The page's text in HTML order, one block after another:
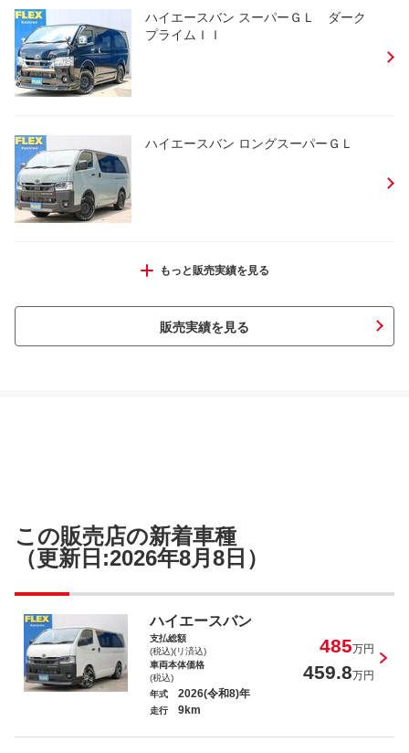
ハイエースバン スーパーＧＬ ダーク
プライムＩＩ
ハイエースバン ロングスーパーＧＬ
ハイエースワゴン ＧＬ
ハイエースバン ロングスーパーＧＬ
ハイエースワゴン ＧＬ
もっと販売実績を見る
販売実績を見る
この販売店の新着車種
（更新日:2026年8月8日）
ハイエースバン
支払総額
(税込)(リ済込)
485万円
車両本体価格
(税込)
459.8万円
年式 2026(令和8)年
走行 9km